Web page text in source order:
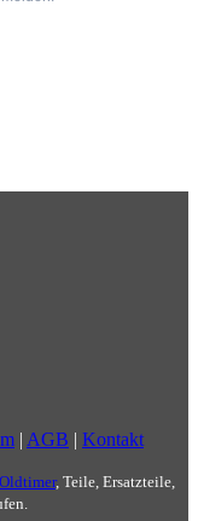
| AGB | Kontakt
Oldtimer, Teile, Ersatzteile,